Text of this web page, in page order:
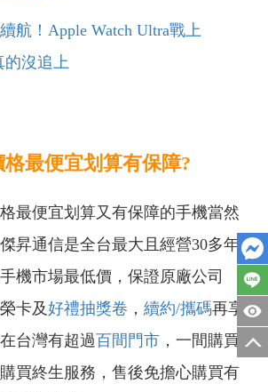
航！Apple Watch Ultra戰上
的沒追上
最便宜划算有保障?
最便宜划算又有保障的手機當然
傑昇通信是全台最大且經營30多年
機市場最低價，保證原廠公司
卡及好禮抽獎卷 ， 續約/攜碼再享
台灣有超過百間門市 ，一間購買
買終生服務，售後免擔心購買有